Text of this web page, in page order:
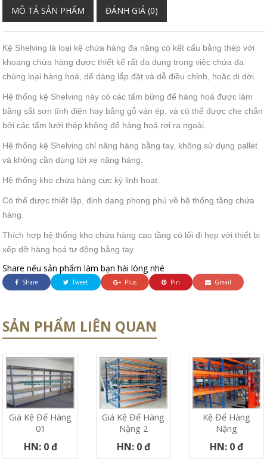
MÔ TẢ SẢN PHẨM ĐÁNH GIÁ (0)
Kệ Shelving là loại kệ chứa hàng đa năng có kết cấu bằng thép với
khoang chứa hàng được thiết kế rất đa dụng trong việc chứa đa
chủng loại hàng hoá, dể dàng lắp đặt và dễ điều chỉnh, hoặc di dời.
Hệ thống kệ Shelving này có các tấm bửng để hàng hoá được làm
bằng sắt sơn tĩnh điện hay bằng gỗ ván ép, và có thể được che chắn
bởi các tấm lưới thép không để hàng hoá rơi ra ngoài.
Hệ thống kệ Shelving chỉ nâng hàng bằng tay, không sử dụng pallet
và không cần dùng tới xe nâng hàng.
Hệ thống kho chứa hàng cực kỳ linh hoạt.
Có thể được thiết lập, định dạng phong phú về hệ thống tầng chứa
hàng.
Thích hợp hệ thống kho chứa hàng cao tầng có lối đi hẹp với thiết bị
xếp dỡ hàng hoá tự động bằng tay
Share nếu sản phẩm làm bạn hài lòng nhé
Share Tweet Plus Pin Gmail
SẢN PHẨM LIÊN QUAN
Giá Kệ Để Hàng
01
HN: 0 đ
Giá Kệ Để Hàng
Nặng 2
HN: 0 đ
Kệ Để Hàng
Nặng
HN: 0 đ